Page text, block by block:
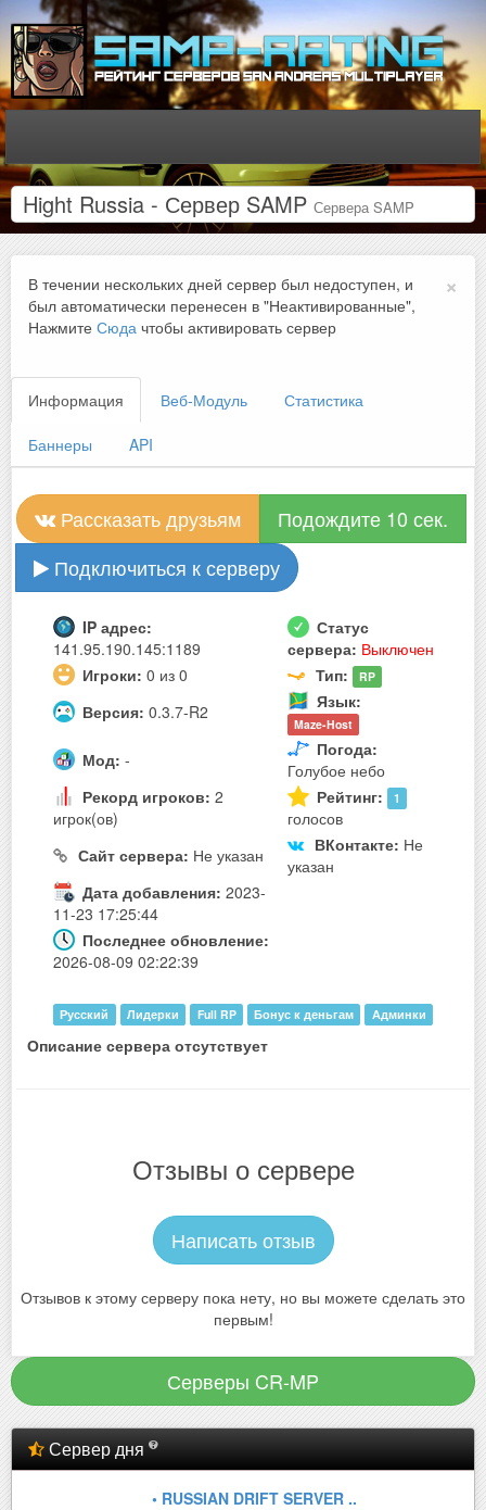
Hight Russia - Сервер SAMP Сервера SAMP
×
В течении нескольких дней сервер был недоступен, и
был автоматически перенесен в "Неактивированные",
Нажмите Сюда чтобы активировать сервер
Информация Веб-Модуль Статистика
Баннеры API
Рассказать друзьям
Подождите 10 сек.
Подключиться к серверу
IP адрес:
141.95.190.145:1189
Статус
сервера: Выключен
Игроки: 0 из 0 Тип: RP
Версия: 0.3.7-R2 Язык:
Maze-Host
Мод: -
Погода:
Голубое небо
Рекорд игроков: 2
игрок(ов)
Рейтинг: 1
голосов
Сайт сервера: Не указан ВКонтакте: Не
указан
Дата добавления: 2023-
11-23 17:25:44
Последнее обновление:
2026-08-09 02:22:39
Русский Лидерки Full RP Бонус к деньгам Админки
Описание сервера отсутствует
Отзывы о сервере
Написать отзыв
Отзывов к этому серверу пока нету, но вы можете сделать это
первым!
Серверы CR-MP
Сервер дня
• RUSSIAN DRIFT SERVER ..